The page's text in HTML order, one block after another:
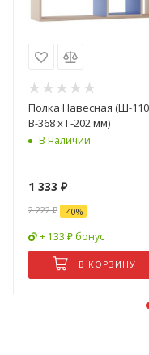
Полка Навесная (Ш-
В-368 х Г-202 мм)
В наличии
1 333 ₽
2 222₽ -40%
+ 133 ₽ бонус
В КОРЗИНУ